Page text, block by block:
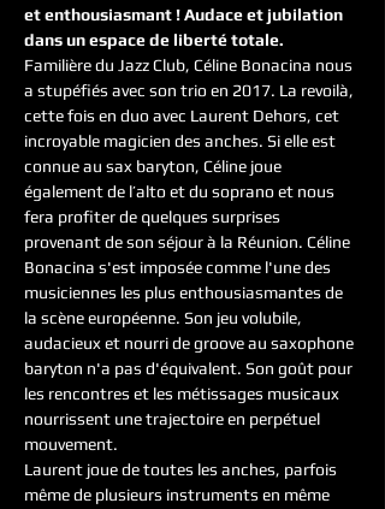
et enthousiasmant ! Audace et jubilation
dans un espace de liberté totale.
Familière du Jazz Club, Céline Bonacina nous
a stupéfiés avec son trio en 2017. La revoilà,
cette fois en duo avec Laurent Dehors, cet
incroyable magicien des anches. Si elle est
connue au sax baryton, Céline joue
également de l’alto et du soprano et nous
fera profiter de quelques surprises
provenant de son séjour à la Réunion. Céline
Bonacina s'est imposée comme l'une des
musiciennes les plus enthousiasmantes de
la scène européenne. Son jeu volubile,
audacieux et nourri de groove au saxophone
baryton n'a pas d'équivalent. Son goût pour
les rencontres et les métissages musicaux
nourrissent une trajectoire en perpétuel
mouvement.
Laurent joue de toutes les anches, parfois
même de plusieurs instruments en même